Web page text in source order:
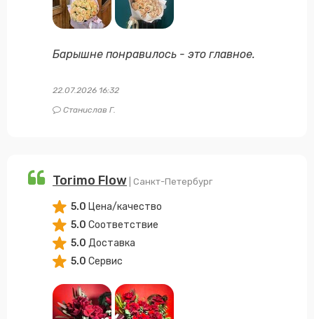
Барышне понравилось - это главное.
22.07.2026 16:32
Станислав Г.
Torimo Flow | Санкт-Петербург
5.0 Цена/качество
5.0 Соответствие
5.0 Доставка
5.0 Сервис